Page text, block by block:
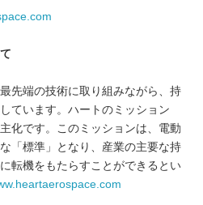
先端の技術に取り組みながら、持
ています。ハートのミッション
化です。このミッションは、電動
「標準」となり、産業の主要な持
転機をもたらすことができるとい